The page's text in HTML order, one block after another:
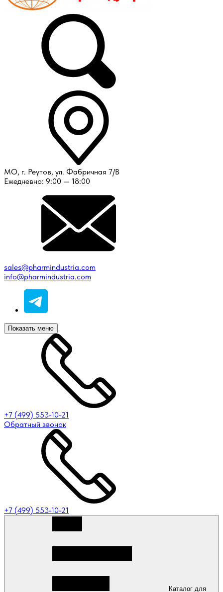
МО, г. Реутов, ул. Фабричная 7/В
Ежедневно: 9:00 — 18:00
sales@pharmindustria.com
info@pharmindustria.com
Показать меню
+7 (499) 553-10-21
Обратный звонок
+7 (499) 553-10-21